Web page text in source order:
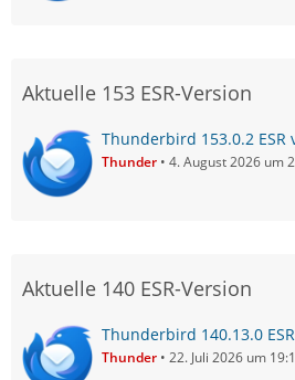
Aktuelle 153 ESR-Version
Thunderbird 153.0.2
Thunder 4. August 2026 um
Aktuelle 140 ESR-Version
Thunderbird 140.13.0
Thunder 22. Juli 2026 um